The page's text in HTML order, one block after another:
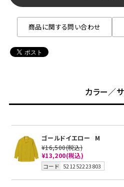
商品に関する問い合わせ
カラー／
ゴールドイエロー
M
¥16,500(税込)
¥13,200(税込)
コード 521252223803